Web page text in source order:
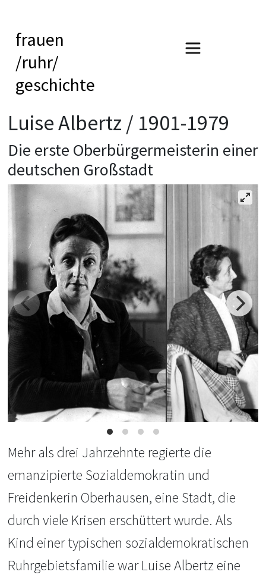
frauen
/ruhr/
geschichte
Luise Albertz / 1901-1979
Die erste Oberbürgermeisterin einer
deutschen Großstadt
Mehr als drei Jahrzehnte regierte die
emanzipierte Sozialdemokratin und
Freidenkerin Oberhausen, eine Stadt, die
durch viele Krisen erschüttert wurde. Als
Kind einer typischen sozialdemokratischen
Ruhrgebietsfamilie war Luise Albertz eine